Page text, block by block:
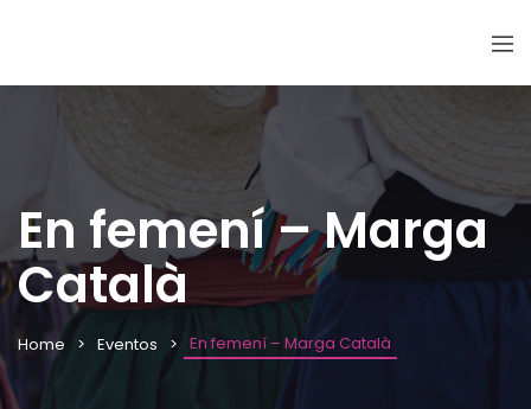
En femení – Marga
Català
Home Eventos En femení – Marga Català